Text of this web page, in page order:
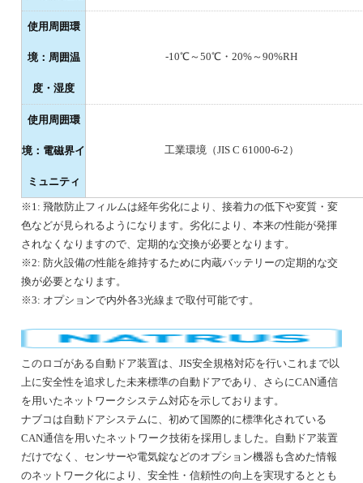
使用周囲環
境：周囲温
度・湿度
-10℃～50℃・20%～90%RH
使用周囲環
境：電磁界イ
ミュニティ
工業環境（JIS C 61000-6-2）
※1: 飛散防止フィルムは経年劣化により、接着力の低下や変質・変
色などが見られるようになります。劣化により、本来の性能が発揮
されなくなりますので、定期的な交換が必要となります。
※2: 防火設備の性能を維持するために内蔵バッテリーの定期的な交
換が必要となります。
※3: オプションで内外各3光線まで取付可能です。
このロゴがある自動ドア装置は、JIS安全規格対応を行いこれまで以
上に安全性を追求した未来標準の自動ドアであり、さらにCAN通信
を用いたネットワークシステム対応を示しております。
ナブコは自動ドアシステムに、初めて国際的に標準化されている
CAN通信を用いたネットワーク技術を採用しました。自動ドア装置
だけでなく、センサーや電気錠などのオプション機器も含めた情報
のネットワーク化により、安全性・信頼性の向上を実現するととも